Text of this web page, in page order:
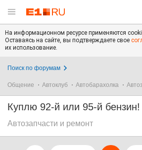
На информационном ресурсе применяются
Оставаясь на сайте, вы подтверждаете свое
их использование.
Поиск по форумам
Общение Автоклуб Автобарахолка
Куплю 92-й или 95-й бензин!
Автозапчасти и ремонт